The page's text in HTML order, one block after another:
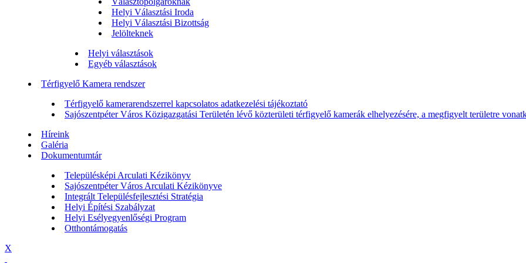
Helyi Választási Iroda
Helyi Választási Bizottság
Jelölteknek
Helyi választások
Egyéb választások
Térfigyelő Kamera rendszer
Térfigyelő kamerarendszerrel kapcsolatos adatkezelési tájékoztató
Sajószentpéter Város Közigazgatási Területén lévő közterületi térfigyelő kamerák elhelyezésére, a megfigyelt területre
Híreink
Galéria
Dokumentumtár
Településképi Arculati Kézikönyv
Sajószentpéter Város Arculati Kézikönyve
Integrált Településfejlesztési Stratégia
Helyi Építési Szabályzat
Helyi Esélyegyenlőségi Program
Otthontámogatás
X